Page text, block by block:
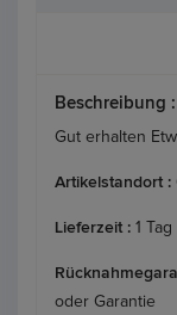
Beschreibung :
Gut erhalten
Artikelstandort :
Lieferzeit : 1 Tag
oder Garantie